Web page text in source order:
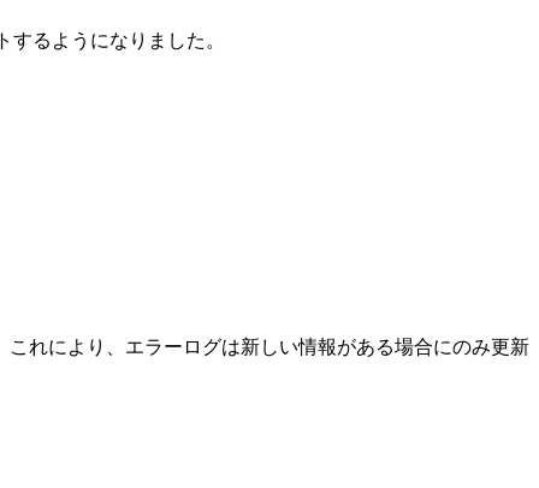
するようになりました。
れにより、エラーログは新しい情報がある場合にのみ更新